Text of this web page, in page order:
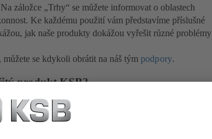
záložce „Trhy“ se můžete informovat o oblastech
Ke každému použití vám představíme příslušné
jak naše produkty dokážou vyřešit různé problémy
se kdykoli obrátit na náš tým podpory.
produkt KSB?
pomohou při rozhodování. Jsme pyšní na velké
jsme je na internetových stránkách KSB.
použití, v nichž produkty KSB prokazují svou